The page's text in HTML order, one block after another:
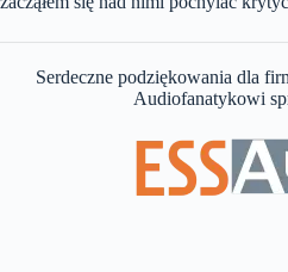
Serdeczne podziękowania dla
Audiofanatykowi